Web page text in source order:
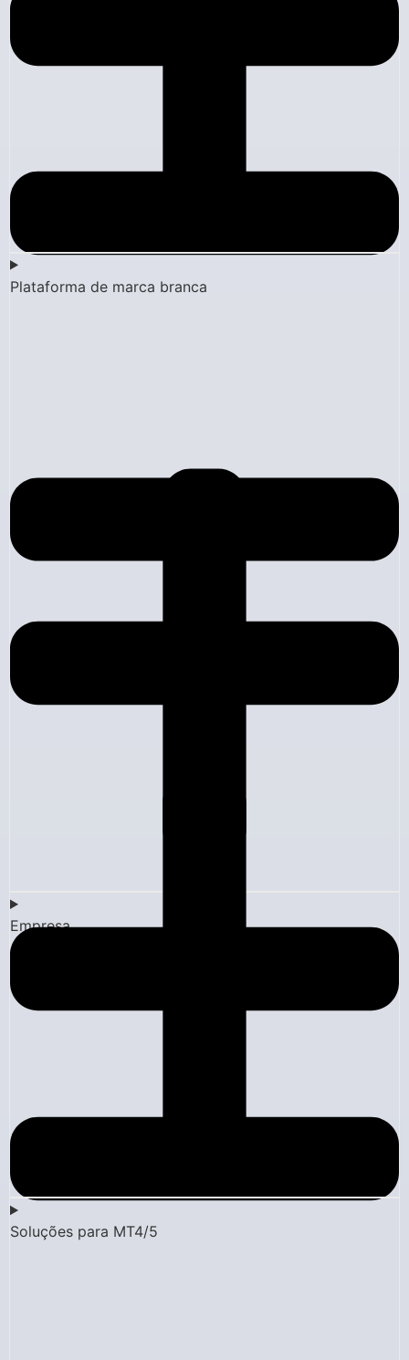
Empresa
Plataforma de marca branca
Soluções para MT4/5